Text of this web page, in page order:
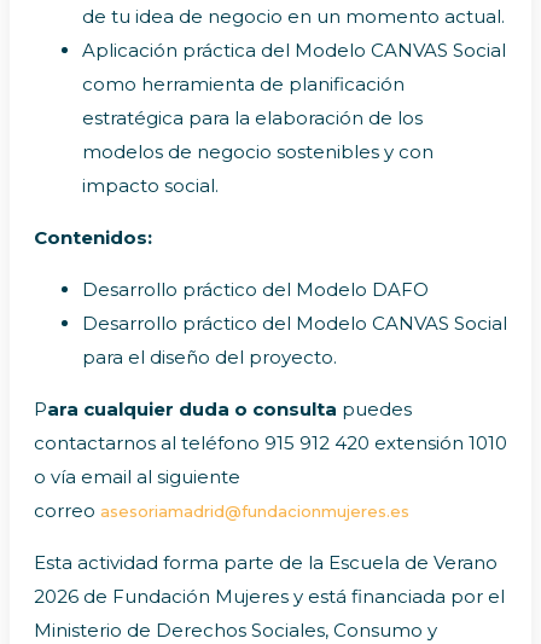
de tu idea de negocio en un momento actual.
Aplicación práctica del Modelo CANVAS Social
como herramienta de planificación
estratégica para la elaboración de los
modelos de negocio sostenibles y con
impacto social.
Contenidos:
Desarrollo práctico del Modelo DAFO
Desarrollo práctico del Modelo CANVAS Social
para el diseño del proyecto.
Para cualquier duda o consulta puedes
contactarnos al teléfono 915 912 420 extensión 1010
o vía email al siguiente
correo asesoriamadrid@fundacionmujeres.es
Esta actividad forma parte de la Escuela de Verano
2026 de Fundación Mujeres y está financiada por el
Ministerio de Derechos Sociales, Consumo y